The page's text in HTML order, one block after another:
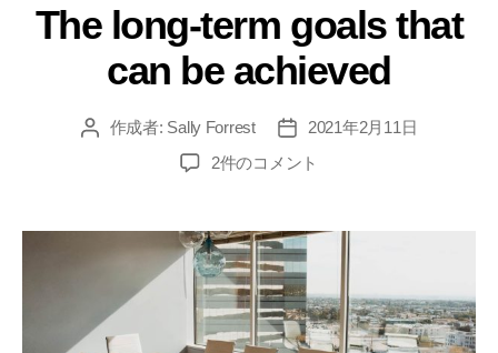
The long-term goals that
can be achieved
作成者: Sally Forrest
2021年2月11日
2件のコメント